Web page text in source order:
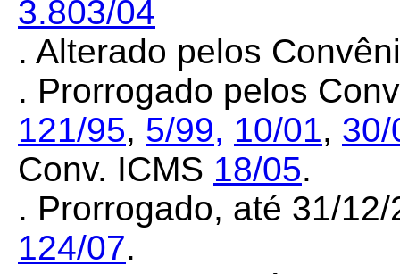
3.803/04
. Alterado pelos
. Prorrogado pelos
121/95, 5/99, 10/01, 30/
Conv. ICMS 18/05.
. Prorrogado, até 31/
124/07.